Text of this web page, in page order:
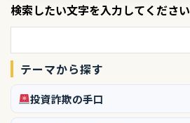
検索したい文字を入力してください
テーマから探す
投資詐欺の手口